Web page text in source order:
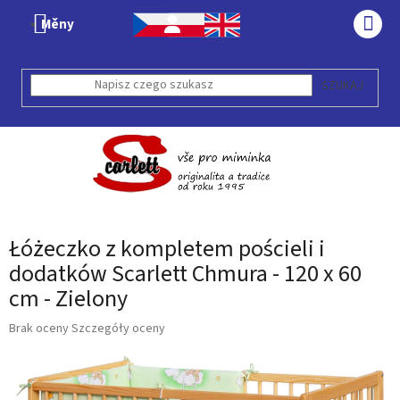
Měny
SZUKAJ
Łóżeczko z kompletem pościeli i
dodatków Scarlett Chmura - 120 x 60
cm - Zielony
Średnia
wynosi
0,0
Brak ocenySzczegóły oceny